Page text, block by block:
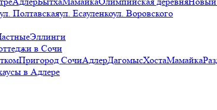
ул. Полтавскаяул. Есауленкоул. Воровского
Эллинги
в Сочи
Пригород СочиАдлерДагомысХостаМамайка
в Адлере